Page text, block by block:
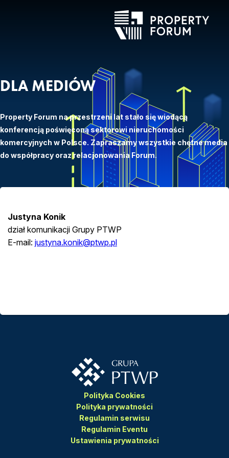
DLA MEDIÓW
Property Forum na przestrzeni lat stało się wiodącą
konferencją poświęconą sektorowi nieruchomości
komercyjnych w Polsce. Zapraszamy wszystkie chętne media
do współpracy oraz relacjonowania Forum.
Justyna Konik
dział komunikacji Grupy PTWP
E-mail: justyna.konik@ptwp.pl
Polityka Cookies
Polityka prywatności
Regulamin serwisu
Regulamin Eventu
Ustawienia prywatności